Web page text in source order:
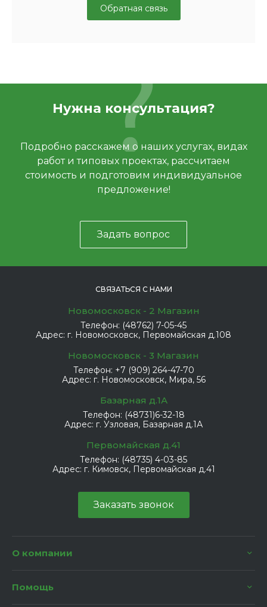
Обратная связь
Нужна консультация?
Подробно расскажем о наших услугах, видах
работ и типовых проектах, рассчитаем
стоимость и подготовим индивидуальное
предложение!
Задать вопрос
СВЯЗАТЬСЯ С НАМИ
Новомосковск - 2 Магазин
Телефон: (48762) 7-05-45
Адрес: г. Новомосковск, Первомайская д.108
Новомосковск - 3 Магазин
Телефон: +7 (909) 264-47-70
Адрес: г. Новомосковск, Мира, 56
Базарная д.1А
Телефон: (48731)6-32-18
Адрес: г. Узловая, Базарная д.1А
Первомайская д.41
Телефон: (48735) 4-03-85
Адрес: г. Кимовск, Первомайская д.41
Заказать звонок
О компании
Помощь